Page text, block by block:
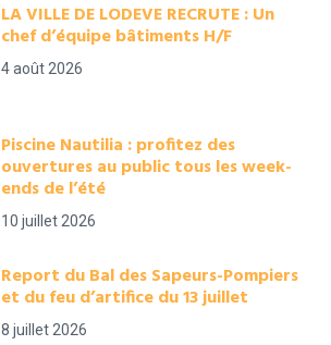
LA VILLE DE LODEVE RECRUTE : Un
chef d’équipe bâtiments H/F
4 août 2026
Piscine Nautilia : profitez des
ouvertures au public tous les week-
ends de l’été
10 juillet 2026
Report du Bal des Sapeurs-Pompiers
et du feu d’artifice du 13 juillet
8 juillet 2026